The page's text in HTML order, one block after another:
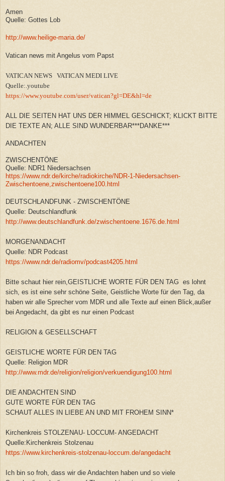
Amen
Quelle: Gottes Lob
http://www.heilige-maria.de/
Vatican news mit Angelus vom Papst
VATICAN NEWS VATICAN MEDI LIVE
Quelle:.youtube
https://www.youtube.com/user/vatican?gl=DE&hl=de
ALL DIE SEITEN HAT UNS DER HIMMEL GESCHICKT; KLICKT BITTE
DIE TEXTE AN; ALLE SIND WUNDERBAR***DANKE***
ANDACHTEN
ZWISCHENTÖNE
Quelle: NDR1 Niedersachsen
https://www.ndr.de/kirche/radiokirche/NDR-1-Niedersachsen-
Zwischentoene,zwischentoene100.html
DEUTSCHLANDFUNK - ZWISCHENTÖNE
Quelle: Deutschlandfunk
http://www.deutschlandfunk.de/zwischentoene.1676.de.html
MORGENANDACHT
Quelle: NDR Podcast
https://www.ndr.de/radiomv/podcast4205.html
Bitte schaut hier rein,GEISTLICHE WORTE FÜR DEN TAG es lohnt
sich, es ist eine sehr schöne Seite, Geistliche Worte für den Tag, da
haben wir alle Sprecher vom MDR und alle Texte auf einen Blick,außer
bei Angedacht, da gibt es nur einen Podcast
RELIGION & GESELLSCHAFT
GEISTLICHE WORTE FÜR DEN TAG
Quelle: Religion MDR
http://www.mdr.de/religion/religion/verkuendigung100.html
DIE ANDACHTEN SIND
GUTE WORTE FÜR DEN TAG
SCHAUT ALLES IN LIEBE AN UND MIT FROHEM SINN*
Kirchenkreis STOLZENAU- LOCCUM- ANGEDACHT
Quelle:Kirchenkreis Stolzenau
https://www.kirchenkreis-stolzenau-loccum.de/angedacht
Ich bin so froh, dass wir die Andachten haben und so viele